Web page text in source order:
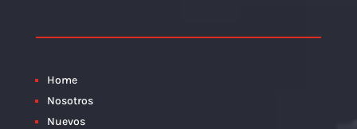
Home
Nosotros
Nuevos